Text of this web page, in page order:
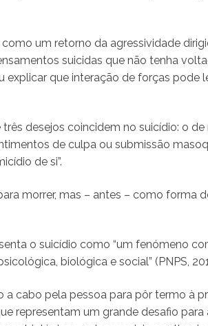
como um retorno da agressividade
suicidas que não tenha
explicar que interação de forças pode
três desejos coincidem no suicídio: o
de culpa ou submissão
de si”.
morrer, mas – antes – como forma
o suicídio como “um fenómeno
biológica e social” (PNPS,
cabo pela pessoa para pôr termo à
representam um grande desafio para